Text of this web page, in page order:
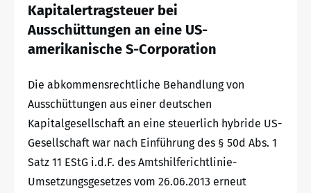
Kapitalertragsteuer bei
Ausschüttungen an eine US-
amerikanische S-Corporation
Die abkommensrechtliche Behandlung von
Ausschüttungen aus einer deutschen
Kapitalgesellschaft an eine steuerlich hybride US-
Gesellschaft war nach Einführung des § 50d Abs. 1
Satz 11 EStG i.d.F. des Amtshilferichtlinie-
Umsetzungsgesetzes vom 26.06.2013 erneut